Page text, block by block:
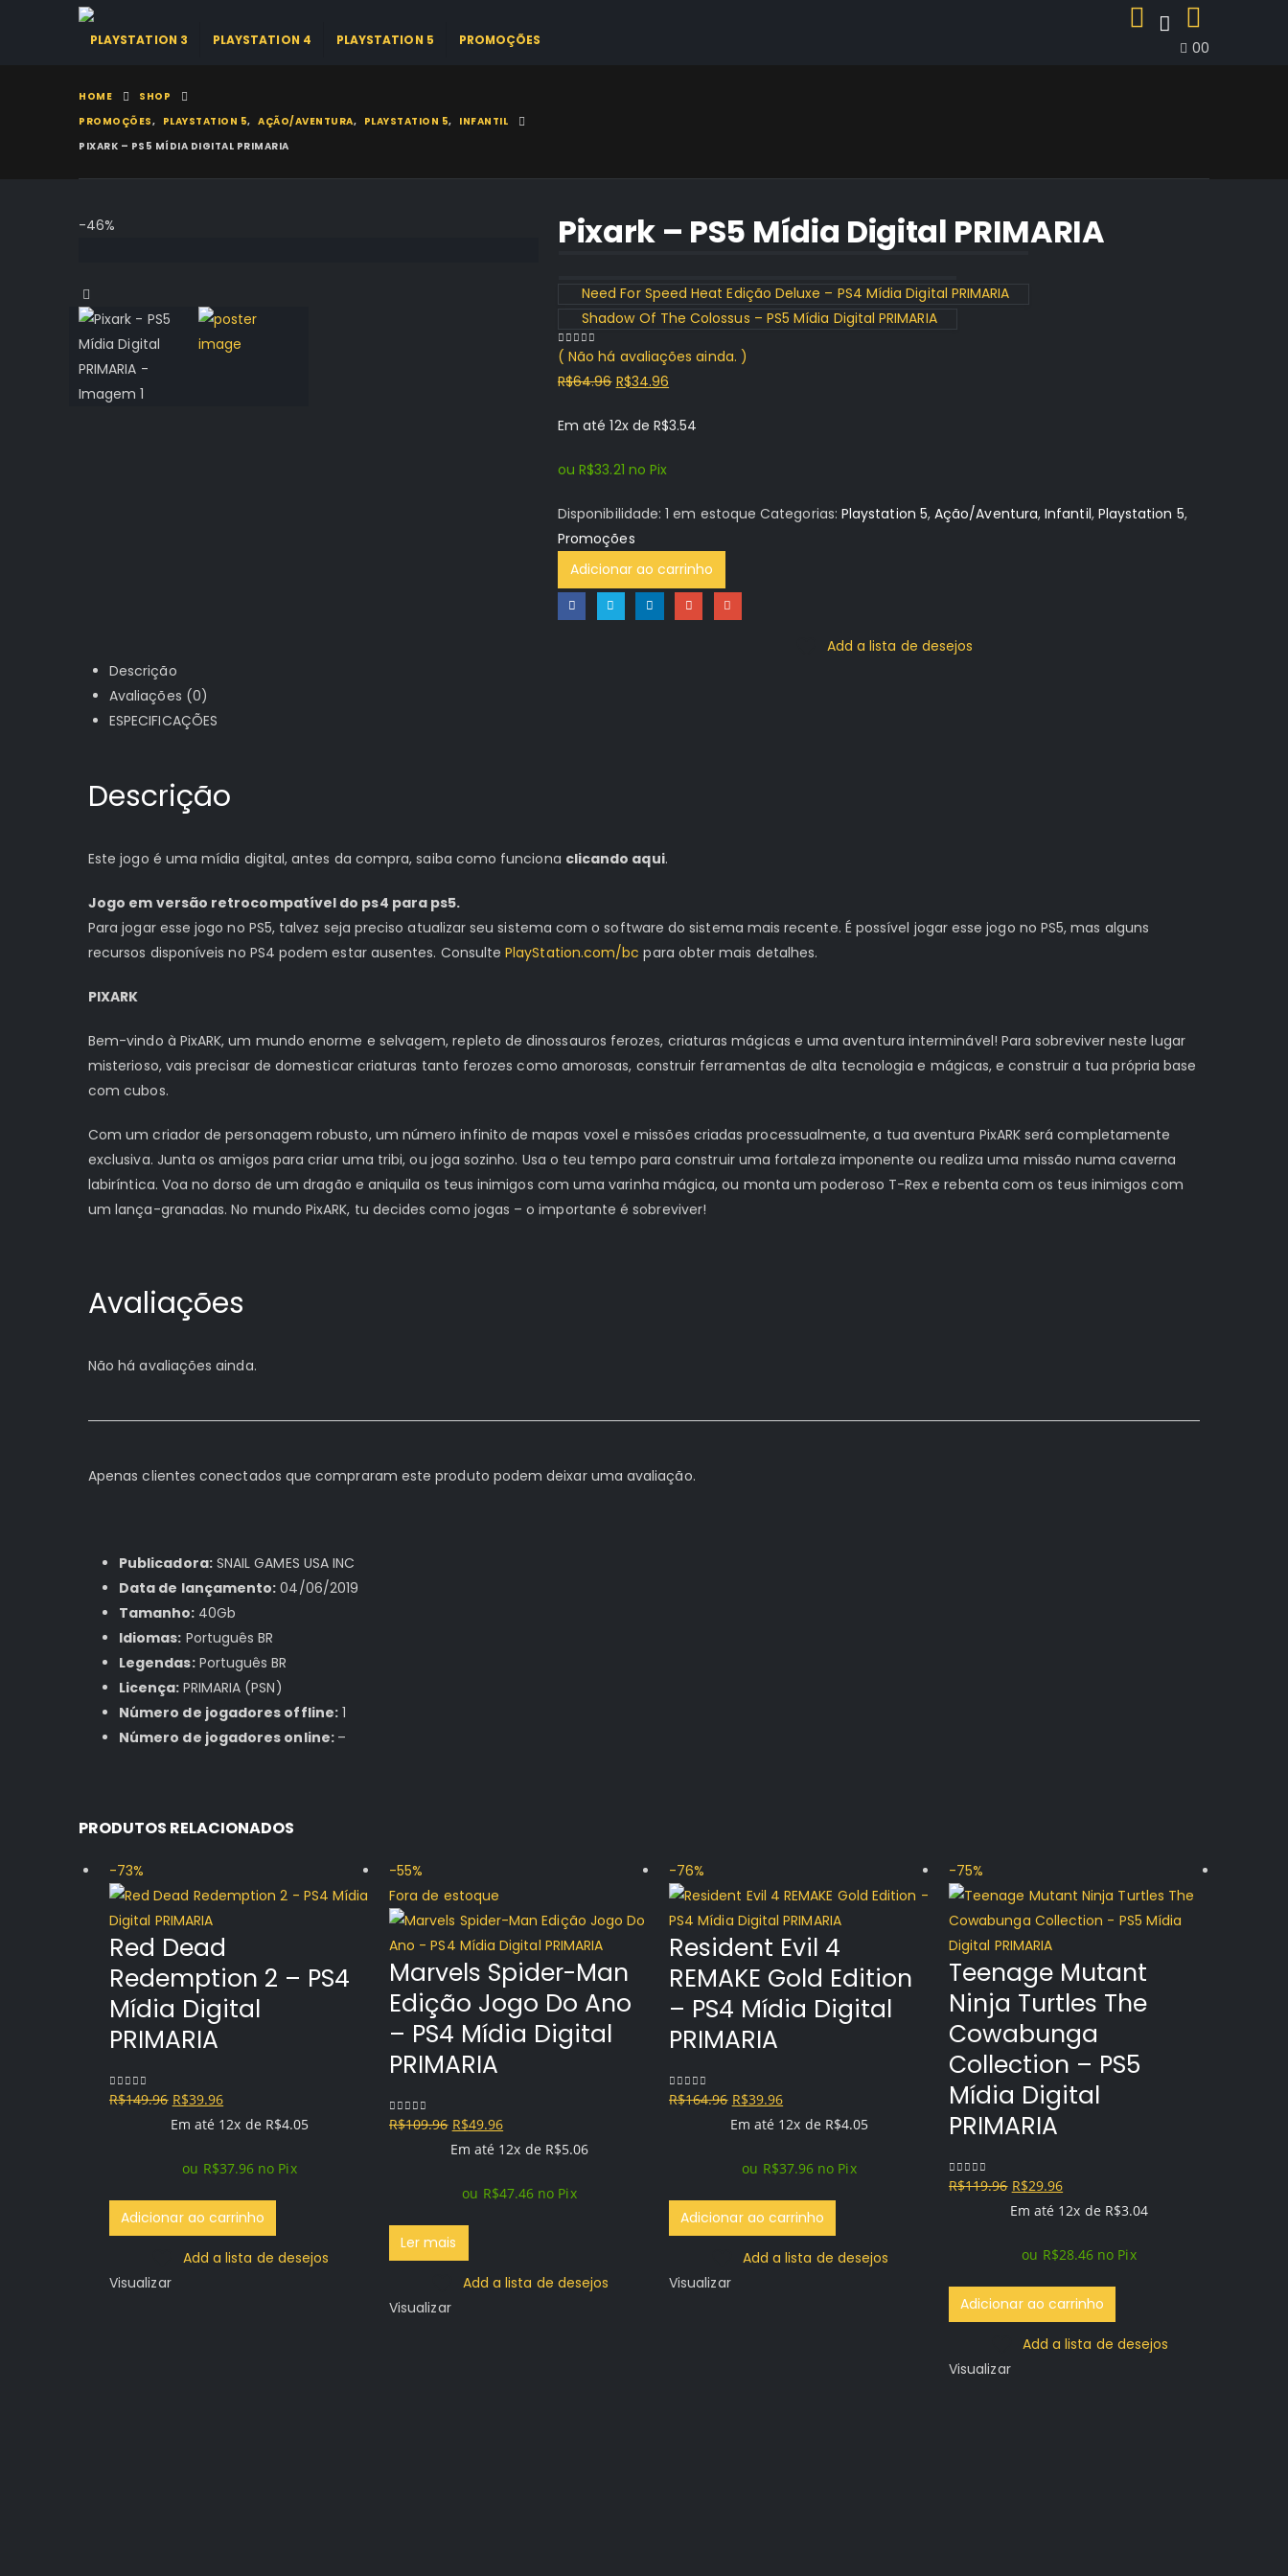
PLAYSTATION 3 PLAYSTATION 4 PLAYSTATION 5 PROMOÇÕES 00
HOME
SHOP
PROMOÇÕES, PLAYSTATION 5, AÇÃO/AVENTURA, PLAYSTATION 5, INFANTIL
PIXARK – PS5 MÍDIA DIGITAL PRIMARIA
-46% Pixark – PS5 Mídia Digital PRIMARIA
Need For Speed Heat Edição Deluxe – PS4 Mídia Digital PRIMARIA
Shadow Of The Colossus – PS5 Mídia Digital PRIMARIA
0 out of 5
( Não há avaliações ainda. )
R$64.96 O
original
R$64.96.
R$34.96
atual
Em até 12x de R$3.54
ou R$33.21 no Pix
Disponibilidade:1 em estoque Categorias: Playstation 5,Ação/Aventura,Infantil, Playstation 5,
Promoções
Adicionar ao carrinho
Add a lista de desejos
Descrição
Avaliações (0)
ESPECIFICAÇÕES
Descrição
Este jogo é uma mídia digital, antes da compra, saiba como funciona clicando aqui.
Jogo em versão retrocompatível do ps4 para ps5.
Para jogar esse jogo no PS5, talvez seja preciso atualizar seu sistema com o software do sistema mais recente. É possível jogar esse jogo no PS5, mas alguns
recursos disponíveis no PS4 podem estar ausentes. ConsultePlayStation.com/bc para obter mais detalhes.
PIXARK
Bem-vindo à PixARK, um mundo enorme e selvagem, repleto de dinossauros ferozes, criaturas mágicas e uma aventura interminável! Para sobreviver neste lugar
misterioso, vais precisar de domesticar criaturas tanto ferozes como amorosas, construir ferramentas de alta tecnologia e mágicas, e construir a tua própria base
com cubos.
Com um criador de personagem robusto, um número infinito de mapas voxel e missões criadas processualmente, a tua aventura PixARK será completamente
exclusiva. Junta os amigos para criar uma tribi, ou joga sozinho. Usa o teu tempo para construir uma fortaleza imponente ou realiza uma missão numa caverna
labiríntica. Voa no dorso de um dragão e aniquila os teus inimigos com uma varinha mágica, ou monta um poderoso T-Rex e rebenta com os teus inimigos com
um lança-granadas. No mundo PixARK, tu decides como jogas – o importante é sobreviver!
Avaliações
Não há avaliações ainda.
Apenas clientes conectados que compraram este produto podem deixar uma avaliação.
Publicadora:SNAIL GAMES USA INC
Data de lançamento: 04/06/2019
Tamanho: 40Gb
Idiomas: Português BR
Legendas:Português BR
Licença: PRIMARIA (PSN)
Número de jogadores offline:1
Número de jogadores online: –
PRODUTOS RELACIONADOS
-73%
Red Dead
Redemption 2 – PS4
Mídia Digital
PRIMARIA
0out of 5
R$149.96 O
preço
era:
R$149.96.
R$39.96O
preço
é:
R$39.96.
Em até 12x de R$4.05
ou R$37.96 no Pix
Adicionar ao carrinho
Add a lista de desejos
Visualizar
-55%
Fora de estoque
Marvels Spider-Man
Edição Jogo Do Ano
– PS4 Mídia Digital
PRIMARIA
0out of 5
R$109.96 O
preço
era:
R$109.96.
R$49.96O
preço
é:
Em até 12x de R$5.06
ou R$47.46 no Pix
Ler mais
Add a lista de desejos
Visualizar
-76%
Resident Evil 4
REMAKE Gold Edition
– PS4 Mídia Digital
PRIMARIA
0out of 5
R$164.96 O
preço
era:
R$164.96.
R$39.96O
preço
é:
R$39.96.
Em até 12x de R$4.05
ou R$37.96 no Pix
Adicionar ao carrinho
Add a lista de desejos
Visualizar
-75%
Teenage Mutant
Ninja Turtles The
Cowabunga
Collection – PS5
Mídia Digital
PRIMARIA
0out of 5
R$119.96 O
preço
era:
R$119.96.
R$29.96O
preço
é:
R$29.96.
Em até 12x de R$3.04
ou R$28.46 no Pix
Adicionar ao carrinho
Add a lista de desejos
Visualizar